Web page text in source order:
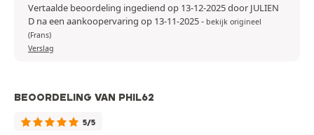
Vertaalde beoordeling ingediend op 13-12-2025 door JULIEN
D na een aankoopervaring op 13-11-2025- bekijk origineel
(Frans)
Verslag
BEOORDELING VAN PHIL62
5/5